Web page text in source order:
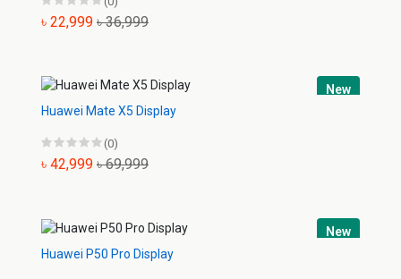
৳ 22,999 ৳ 36,999
New
Huawei Mate X5 Display
(0)
৳ 42,999 ৳ 69,999
New
Huawei P50 Pro Display